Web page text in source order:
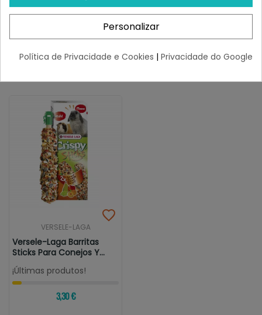
¡Últimas produtos! ¡Últimas produtos!
VERSELE-LAGA
Versele-Laga Barritas
Sticks Para Conejos Y
Cobayas...
¡Últimas produtos!
3,30 €
Personalizar
Política de Privacidade e Cookies | Privacidade do Google